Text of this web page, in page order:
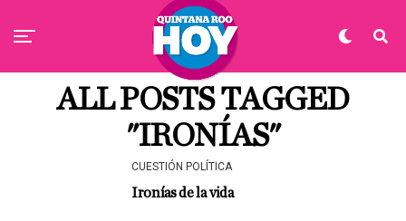
ALL POSTS TAGGED
"IRONÍAS"
CUESTIÓN POLÍTICA
Ironías de la vida